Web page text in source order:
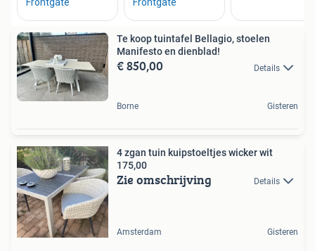
Te koop tuintafel Bellagio, stoelen
Manifesto en dienblad!
€ 850,00 Details
Borne Gisteren
4 zgan tuin kuipstoeltjes wicker wit
175,00
Zie omschrijving Details
Amsterdam Gisteren